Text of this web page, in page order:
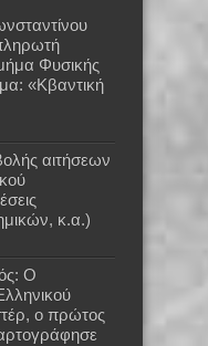
Φυσικής
«Κβαντική
αιτήσεων
κ.α.)
Ο
ο πρώτος